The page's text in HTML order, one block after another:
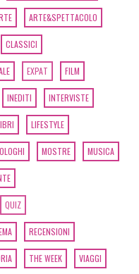
ARTE&SPETTACOLO
CLASSICI
EXPAT FILM
INEDITI INTERVISTE
LIFESTYLE
MOSTRE MUSICA
QUIZ
RECENSIONI
THE WEEK VIAGGI